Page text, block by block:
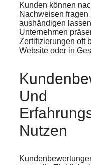
Kunden können
Nachweisen
aushändigen
Unternehmen
Zertifizierungen oft
Website oder in
Und
Nutzen